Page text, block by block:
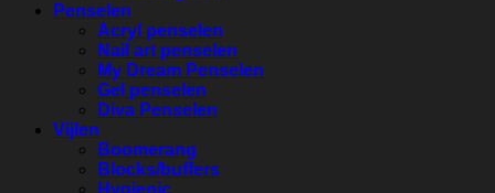
Penselen
Acryl penselen
Nail art penselen
My Dream Penselen
Gel penselen
Diva Penselen
Vijlen
Boomerang
Blocks/buffers